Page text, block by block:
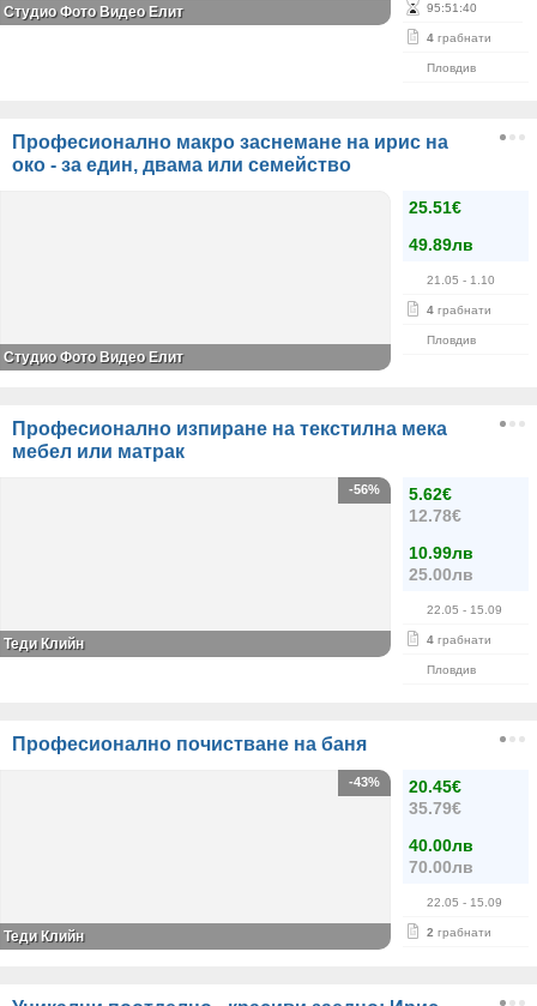
95:51 :39
4 грабнати
Пловдив
Студио Фото Видео Елит
Професионално макро заснемане на ирис на
око - за един, двама или семейство
25.51€
49.89лв
21.05 - 1.10
4 грабнати
Пловдив
Студио Фото Видео Елит
Професионално изпиране на текстилна мека
мебел или матрак
5.62€
12.78€
10.99лв
25.00лв
22.05 - 15.09
4 грабнати
Пловдив
-56%
Теди Клийн
Професионално почистване на баня
20.45€
35.79€
40.00лв
70.00лв
22.05 - 15.09
2 грабнати
-43%
Теди Клийн